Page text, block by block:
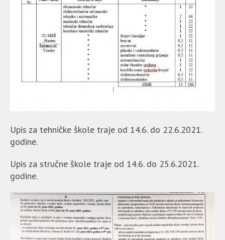
Upis za tehničke škole traje od 14.6. do 22.6.2021.
godine.
Upis za stručne škole traje od 14.6. do 25.6.2021.
godine.